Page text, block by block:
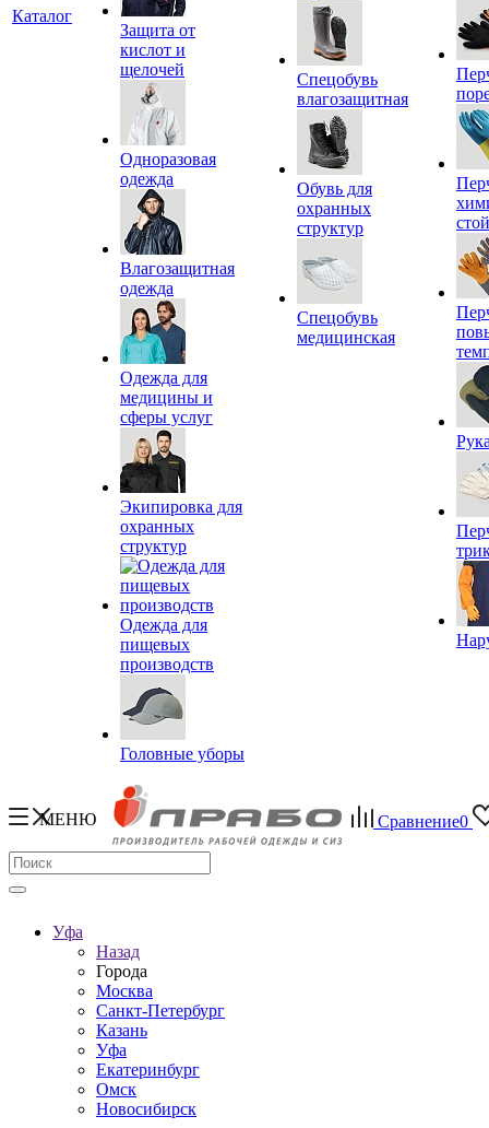
Каталог
Защита от
кислот и
щелочей
Одноразовая
одежда
Влагозащитная
одежда
Одежда для
медицины и
сферы услуг
Экипировка для
охранных
структур
Одежда для
пищевых
производств
Головные уборы
Спецобувь
влагозащитная
Обувь для
охранных
структур
Спецобувь
медицинская
МЕНЮ Сравнение0
Уфа
Назад
Города
Москва
Санкт-Петербург
Казань
Уфа
Екатеринбург
Омск
Новосибирск